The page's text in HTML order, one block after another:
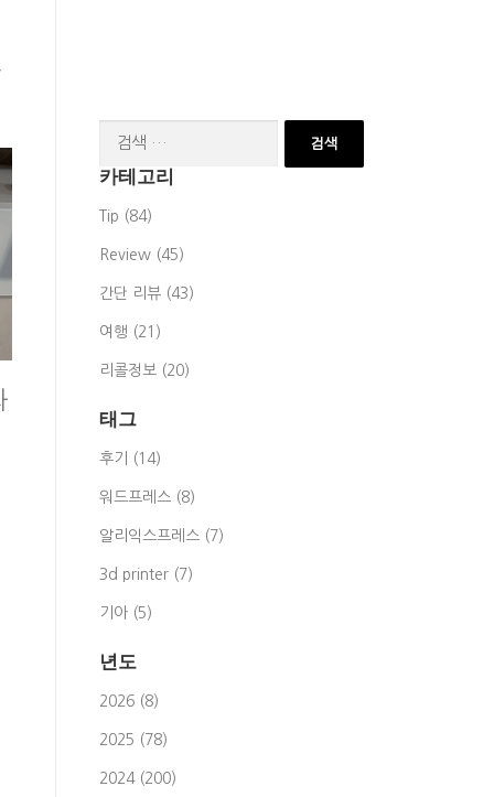
색:
카테고리
Tip (84)
Review (45)
간단 리뷰 (43)
여행 (21)
리콜정보 (20)
태그
후기 (14)
워드프레스 (8)
알리익스프레스 (7)
3d printer (7)
기아 (5)
년도
2026 (8)
2025 (78)
2024 (200)